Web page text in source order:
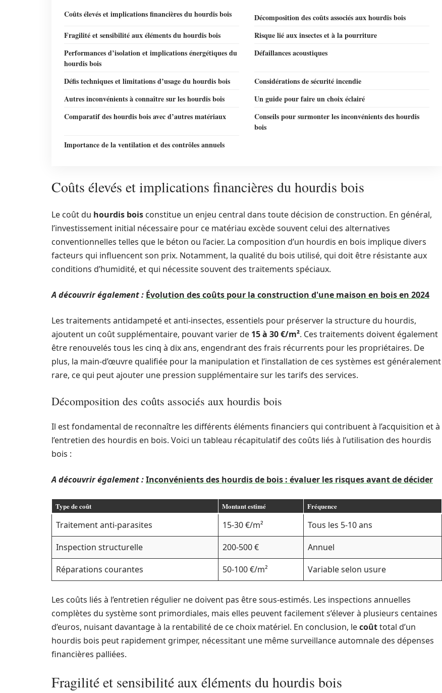
Coûts élevés et implications financières du hourdis bois
Décomposition des coûts associés aux hourdis bois
Fragilité et sensibilité aux éléments du hourdis bois
Risque lié aux insectes et à la pourriture
Performances d’isolation et implications énergétiques du
hourdis bois
Défaillances acoustiques
Défis techniques et limitations d’usage du hourdis bois
Considérations de sécurité incendie
Autres inconvénients à connaître sur les hourdis bois
Un guide pour faire un choix éclairé
Comparatif des hourdis bois avec d’autres matériaux
Conseils pour surmonter les inconvénients des hourdis
bois
Importance de la ventilation et des contrôles annuels
Coûts élevés et implications financières du hourdis bois
Le coût du hourdis bois constitue un enjeu central dans toute décision de construction. En général,
l’investissement initial nécessaire pour ce matériau excède souvent celui des alternatives
conventionnelles telles que le béton ou l’acier. La composition d’un hourdis en bois implique divers
facteurs qui influencent son prix. Notamment, la qualité du bois utilisé, qui doit être résistante aux
conditions d’humidité, et qui nécessite souvent des traitements spéciaux.
A découvrir également : Évolution des coûts pour la construction d'une maison en bois en 2024
Les traitements antidampeté et anti-insectes, essentiels pour préserver la structure du hourdis,
ajoutent un coût supplémentaire, pouvant varier de 15 à 30 €/m². Ces traitements doivent également
être renouvelés tous les cinq à dix ans, engendrant des frais récurrents pour les propriétaires. De
plus, la main-d’œuvre qualifiée pour la manipulation et l’installation de ces systèmes est généralement
rare, ce qui peut ajouter une pression supplémentaire sur les tarifs des services.
Décomposition des coûts associés aux hourdis bois
Il est fondamental de reconnaître les différents éléments financiers qui contribuent à l’acquisition et à
l’entretien des hourdis en bois. Voici un tableau récapitulatif des coûts liés à l’utilisation des hourdis
bois :
A découvrir également :Inconvénients des hourdis de bois : évaluer les risques avant de décider
Type de coût Montant estimé Fréquence
Traitement anti-parasites 15-30 €/m²
Tous les 5-10 ans
Inspection structurelle
200-500 €
Annuel
Réparations courantes
50-100 €/m² Variable selon usure
Les coûts liés à l’entretien régulier ne doivent pas être sous-estimés. Les inspections annuelles
complètes du système sont primordiales, mais elles peuvent facilement s’élever à plusieurs centaines
d’euros, nuisant davantage à la rentabilité de ce choix matériel. En conclusion, lecoûttotal d’un
hourdis bois peut rapidement grimper, nécessitant une même surveillance automnale des dépenses
financières palliées.
Fragilité et sensibilité aux éléments du hourdis bois